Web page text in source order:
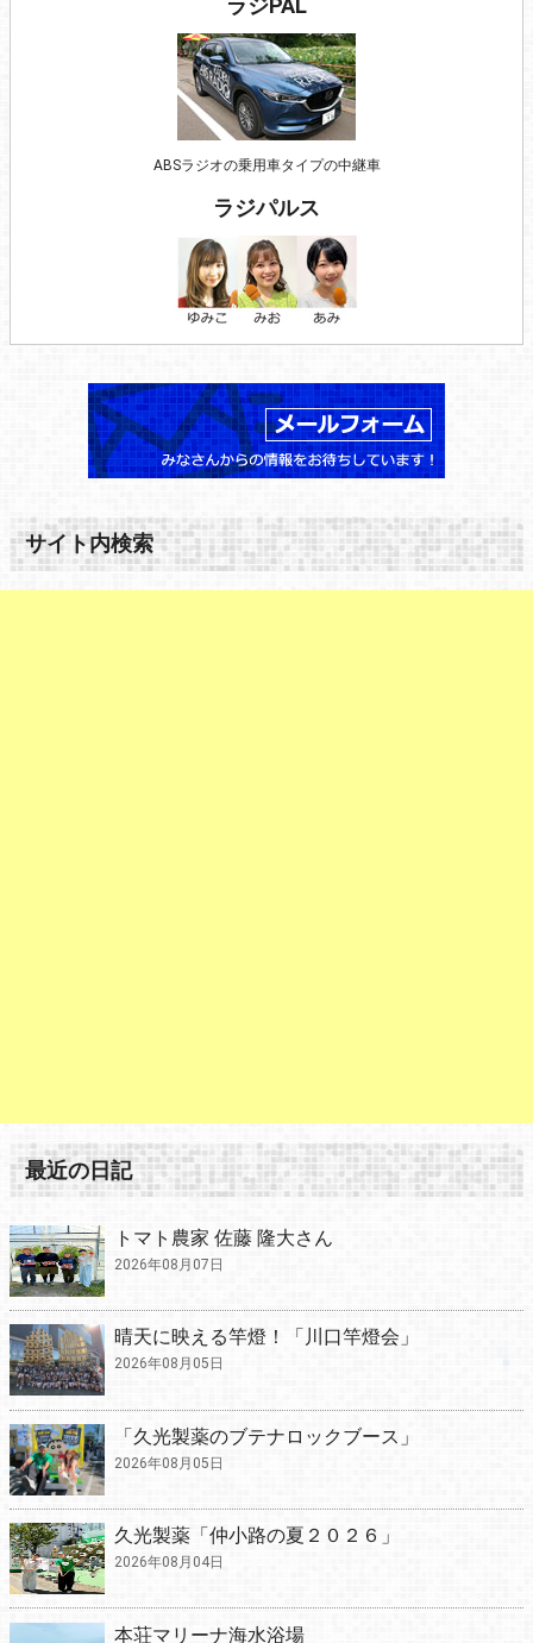
ラジPAL
ABSラジオの乗用車タイプの中継車
ラジパルス
サイト内検索
最近の日記
トマト農家 佐藤 隆大さん
2026年08月07日
晴天に映える竿燈！「川口竿燈会」
2026年08月05日
「久光製薬のブテナロックブース」
2026年08月05日
久光製薬「仲小路の夏２０２６」
2026年08月04日
本荘マリーナ海水浴場